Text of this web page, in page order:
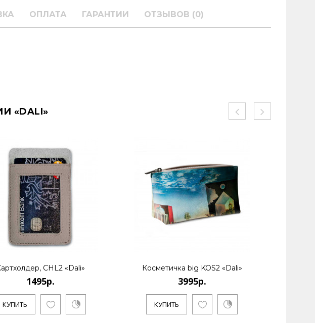
ОПЛАТА ГАРАНТИИ ОТЗЫВОВ (0)
«DALI»
CHL2 «Dali»
1495р.
КУПИТЬ
Косметичка big KOS2 «Dali»
3995р.
КУПИТЬ